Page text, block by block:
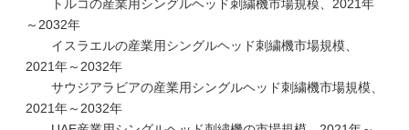
トルコの産業用シングルヘッド刺繍機市場規模、2021年
～2032年
イスラエルの産業用シングルヘッド刺繍機市場規模、
2021年～2032年
サウジアラビアの産業用シングルヘッド刺繍機市場規模、
2021年～2032年